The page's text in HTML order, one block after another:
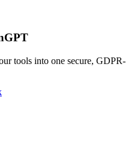
tools into one secure, GDPR-